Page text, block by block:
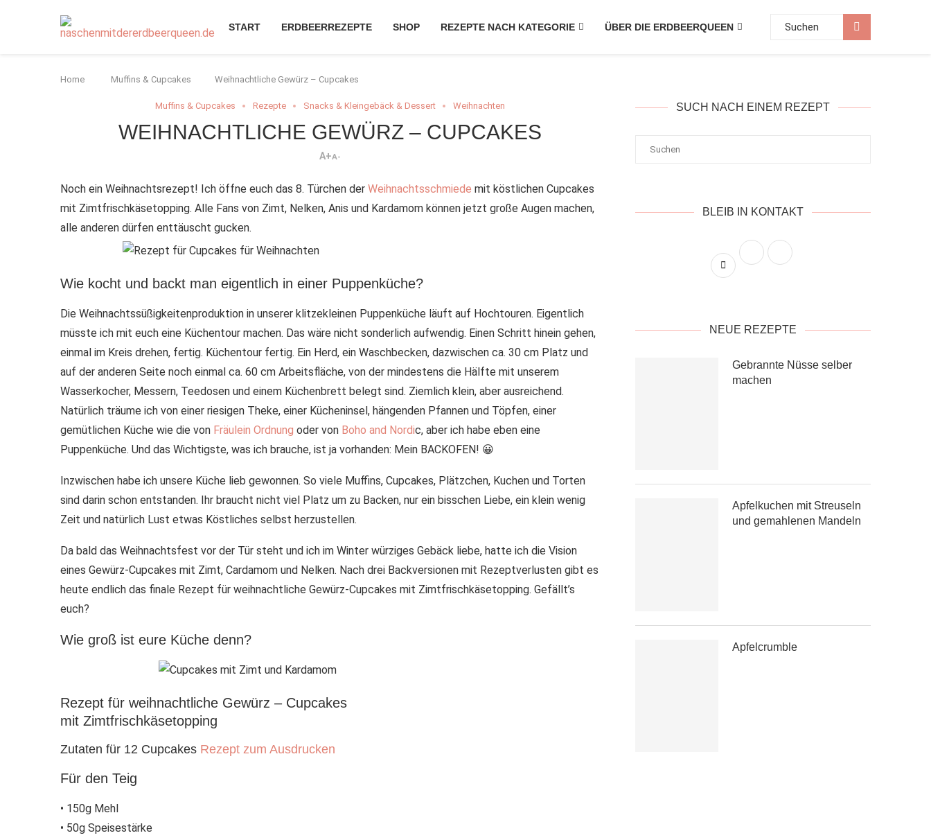
START ERDBEERREZEPTE SHOP REZEPTE NACH KATEGORIE ÜBER DIE ERDBEERQUEEN
Home Muffins & Cupcakes Weihnachtliche Gewürz – Cupcakes
Muffins & Cupcakes Rezepte Snacks & Kleingebäck & Dessert Weihnachten
WEIHNACHTLICHE GEWÜRZ – CUPCAKES
A+A-
Noch ein Weihnachtsrezept! Ich öffne euch das 8. Türchen der Weihnachtsschmiede mit köstlichen Cupcakes
mit Zimtfrischkäsetopping. Alle Fans von Zimt, Nelken, Anis und Kardamom können jetzt große Augen machen,
alle anderen dürfen enttäuscht gucken.
Wie kocht und backt man eigentlich in einer Puppenküche?
Die Weihnachtssüßigkeitenproduktion in unserer klitzekleinen Puppenküche läuft auf Hochtouren. Eigentlich
müsste ich mit euch eine Küchentour machen. Das wäre nicht sonderlich aufwendig. Einen Schritt hinein gehen,
einmal im Kreis drehen, fertig. Küchentour fertig. Ein Herd, ein Waschbecken, dazwischen ca. 30 cm Platz und
auf der anderen Seite noch einmal ca. 60 cm Arbeitsfläche, von der mindestens die Hälfte mit unserem
Wasserkocher, Messern, Teedosen und einem Küchenbrett belegt sind. Ziemlich klein, aber ausreichend.
Natürlich träume ich von einer riesigen Theke, einer Kücheninsel, hängenden Pfannen und Töpfen, einer
gemütlichen Küche wie die von Fräulein Ordnung oder von Boho and Nordic, aber ich habe eben eine
Puppenküche. Und das Wichtigste, was ich brauche, ist ja vorhanden: Mein BACKOFEN! 😀
Inzwischen habe ich unsere Küche lieb gewonnen. So viele Muffins, Cupcakes, Plätzchen, Kuchen und Torten
sind darin schon entstanden. Ihr braucht nicht viel Platz um zu Backen, nur ein bisschen Liebe, ein klein wenig
Zeit und natürlich Lust etwas Köstliches selbst herzustellen.
Da bald das Weihnachtsfest vor der Tür steht und ich im Winter würziges Gebäck liebe, hatte ich die Vision
eines Gewürz-Cupcakes mit Zimt, Cardamom und Nelken. Nach drei Backversionen mit Rezeptverlusten gibt es
heute endlich das finale Rezept für weihnachtliche Gewürz-Cupcakes mit Zimtfrischkäsetopping. Gefällt’s
euch?
Wie groß ist eure Küche denn?
Rezept für weihnachtliche Gewürz – Cupcakes
mit Zimtfrischkäsetopping
Zutaten für 12 Cupcakes Rezept zum Ausdrucken
Für den Teig
• 150g Mehl
• 50g Speisestärke
SUCH NACH EINEM REZEPT
BLEIB IN KONTAKT
NEUE REZEPTE
Gebrannte Nüsse selber
machen
Apfelkuchen mit Streuseln
und gemahlenen Mandeln
Apfelcrumble